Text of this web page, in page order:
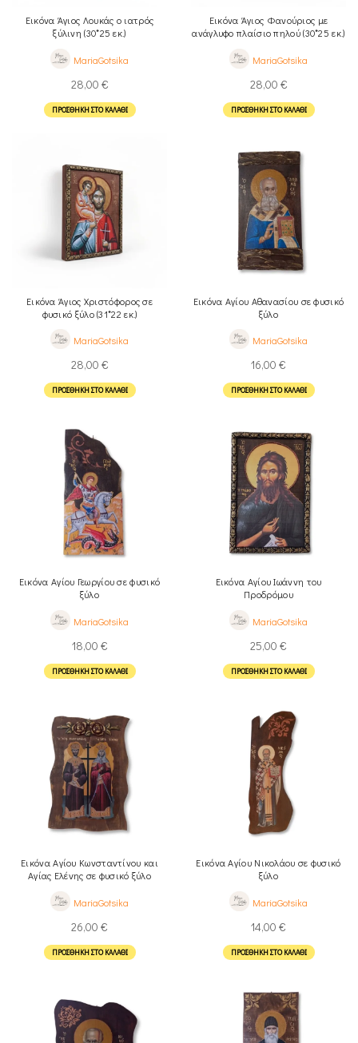
Εικόνα Άγιος Λουκάς ο ιατρός
ξύλινη (30*25 εκ.)
MariaGotsika
28,00 €
ΠΡΟΣΘΉΚΗ ΣΤΟ ΚΑΛΆΘΙ
Εικόνα Άγιος Φανούριος με
ανάγλυφο πλαίσιο πηλού (30*25 εκ.)
MariaGotsika
28,00 €
ΠΡΟΣΘΉΚΗ ΣΤΟ ΚΑΛΆΘΙ
Εικόνα Άγιος Χριστόφορος σε
φυσικό ξύλο (31*22 εκ.)
MariaGotsika
28,00 €
ΠΡΟΣΘΉΚΗ ΣΤΟ ΚΑΛΆΘΙ
Εικόνα Αγίου Αθανασίου σε φυσικό
ξύλο
MariaGotsika
16,00 €
ΠΡΟΣΘΉΚΗ ΣΤΟ ΚΑΛΆΘΙ
Εικόνα Αγίου Γεωργίου σε φυσικό
ξύλο
MariaGotsika
18,00 €
ΠΡΟΣΘΉΚΗ ΣΤΟ ΚΑΛΆΘΙ
Εικόνα Αγίου Ιωάννη του
Προδρόμου
MariaGotsika
25,00 €
ΠΡΟΣΘΉΚΗ ΣΤΟ ΚΑΛΆΘΙ
Εικόνα Αγίου Κωνσταντίνου και
Αγίας Ελένης σε φυσικό ξύλο
MariaGotsika
26,00 €
ΠΡΟΣΘΉΚΗ ΣΤΟ ΚΑΛΆΘΙ
Εικόνα Αγίου Νικολάου σε φυσικό
ξύλο
MariaGotsika
14,00 €
ΠΡΟΣΘΉΚΗ ΣΤΟ ΚΑΛΆΘΙ